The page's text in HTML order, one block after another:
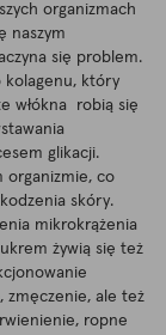
organizmach
naszym
się problem.
kolagenu, który
włókna robią się
glikacji.
organizmie, co
skóry.
mikrokrążenia
żywią się też
zmęczenie, ale też
ropne